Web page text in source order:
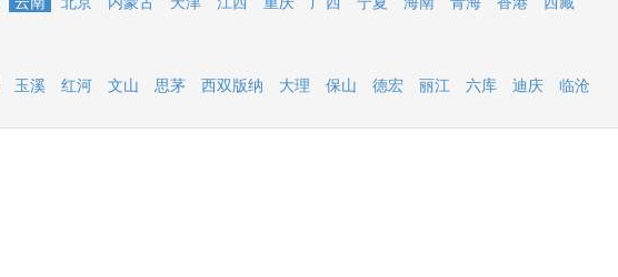
玉溪 红河 文山 思茅 西双版纳 大理 保山 德宏 丽江 六库 迪庆 临沧